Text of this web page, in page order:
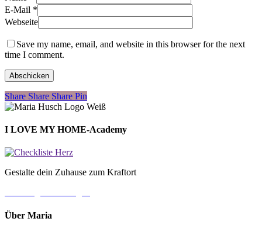
E-Mail *
Webseite
Save my name, email, and website in this browser for the next
time I comment.
Share
Share Share Share Pin
I LOVE MY HOME-Academy
Gestalte dein Zuhause zum Kraftort
Über Maria